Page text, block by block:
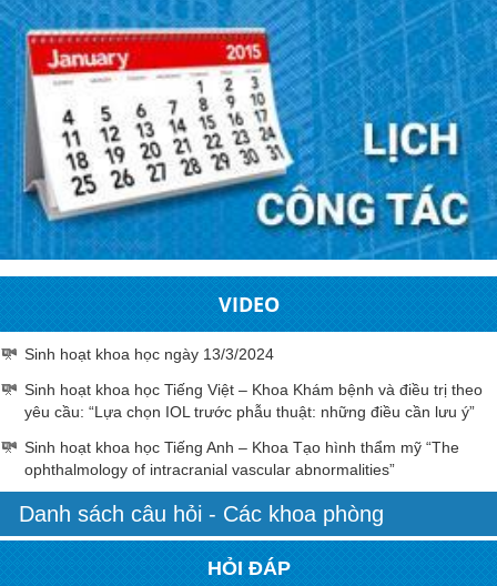
VIDEO
Sinh hoạt khoa học ngày 13/3/2024
Sinh hoạt khoa học Tiếng Việt – Khoa Khám bệnh và điều trị theo
yêu cầu: “Lựa chọn IOL trước phẫu thuật: những điều cần lưu ý”
Sinh hoạt khoa học Tiếng Anh – Khoa Tạo hình thẩm mỹ “The
ophthalmology of intracranial vascular abnormalities”
Danh sách câu hỏi - Các khoa phòng
HỎI ĐÁP